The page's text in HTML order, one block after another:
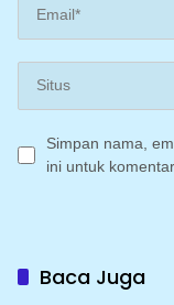
Simpan nama,
ini untuk
Baca Juga